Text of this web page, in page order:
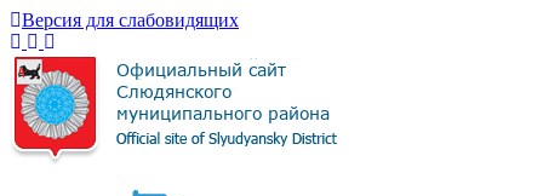
Версия для слабовидящих